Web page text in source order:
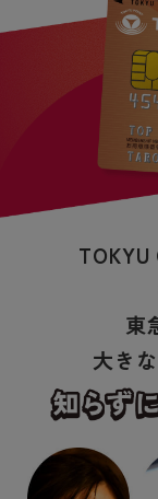
TOKYU
東
大き